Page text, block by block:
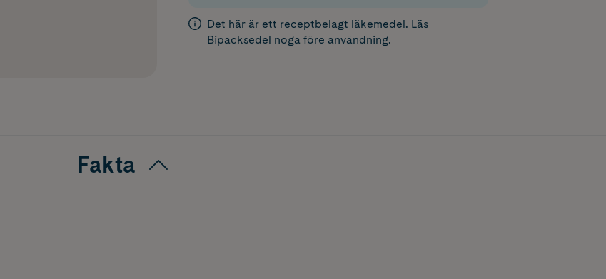
Det här är ett receptbelagt läkemedel. Läs
Bipacksedel noga före användning.
Fakta